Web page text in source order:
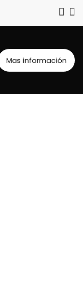
Mas información